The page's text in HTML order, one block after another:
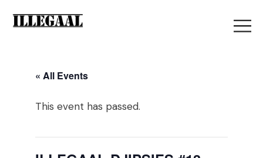
« All Events
This event has passed.